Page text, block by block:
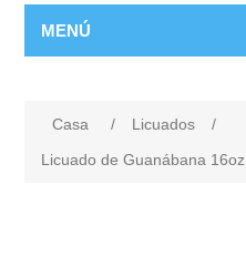
MENÚ
Casa / Licuados
/
Licuado de Guanábana 16oz